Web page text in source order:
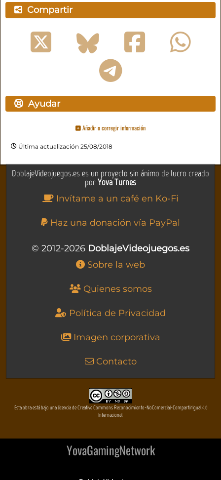
Compartir
Ayudar
Añadir o corregir información
Última actualización 25/08/2018
DoblajeVideojuegos.es es un proyecto sin ánimo de lucro creado
porYova Turnes
Invítame a un café en Ko-Fi
Haz una donación vía PayPal
© 2012-2026 DoblajeVideojuegos.es
Sobre la web
Quienes somos
Política de Privacidad
Imagen corporativa
Contacto
Esta obra está bajo una licencia de Creative Commons Reconocimiento-NoComercial-CompartirIgual 4.0
Internacional
YovaGamingNetwork